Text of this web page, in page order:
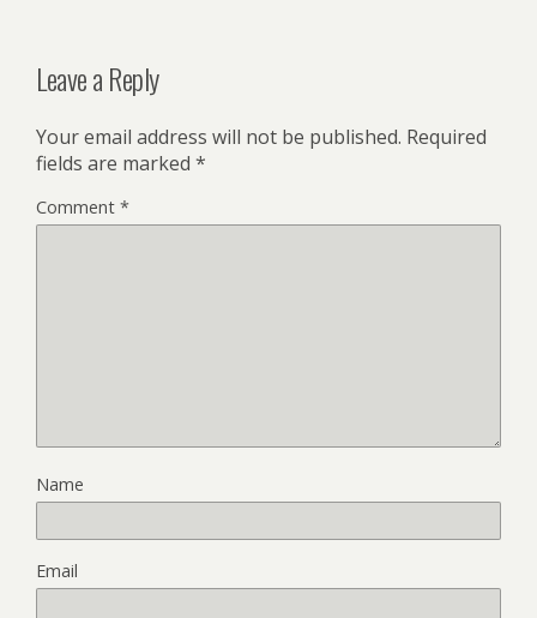
Leave a Reply
Your email address will not be published. Required
fields are marked *
Comment *
Name
Email